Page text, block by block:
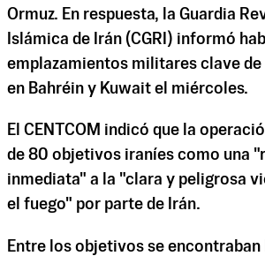
Ormuz. En respuesta, la Guardia
Islámica de Irán (CGRI) informó
emplazamientos militares clave de
en Bahréin y Kuwait el miércoles.
El CENTCOM indicó que la
de 80 objetivos iraníes como una
inmediata" a la "clara y peligrosa
el fuego" por parte de Irán.
Entre los objetivos se